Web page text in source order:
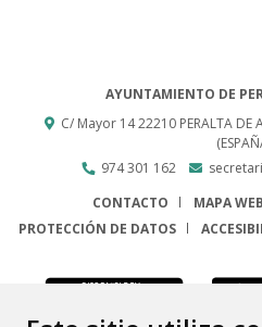
AYUNTAMIENTO DE
C/ Mayor 1422210 PERALTA DE
974 301 162
CONTACTO
MAPA WEB
PROTECCIÓN DE DATOS